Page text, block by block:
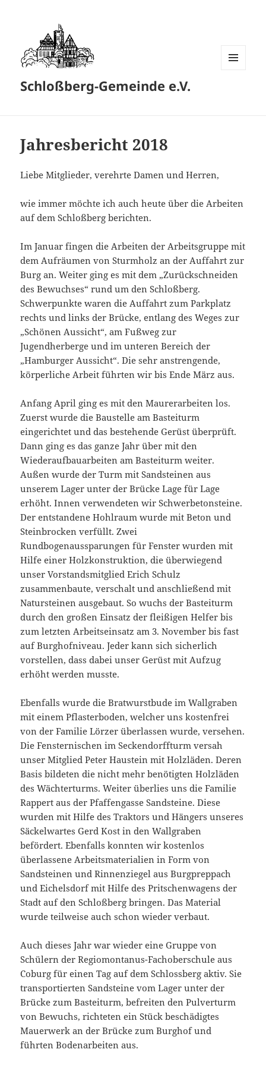
Schloßberg-Gemeinde e.V.
Jahresbericht 2018
Liebe Mitglieder, verehrte Damen und Herren,
wie immer möchte ich auch heute über die Arbeiten
auf dem Schloßberg berichten.
Im Januar fingen die Arbeiten der Arbeitsgruppe mit
dem Aufräumen von Sturmholz an der Auffahrt zur
Burg an. Weiter ging es mit dem „Zurückschneiden
des Bewuchses“ rund um den Schloßberg.
Schwerpunkte waren die Auffahrt zum Parkplatz
rechts und links der Brücke, entlang des Weges zur
„Schönen Aussicht“, am Fußweg zur
Jugendherberge und im unteren Bereich der
„Hamburger Aussicht“. Die sehr anstrengende,
körperliche Arbeit führten wir bis Ende März aus.
Anfang April ging es mit den Maurerarbeiten los.
Zuerst wurde die Baustelle am Basteiturm
eingerichtet und das bestehende Gerüst überprüft.
Dann ging es das ganze Jahr über mit den
Wiederaufbauarbeiten am Basteiturm weiter.
Außen wurde der Turm mit Sandsteinen aus
unserem Lager unter der Brücke Lage für Lage
erhöht. Innen verwendeten wir Schwerbetonsteine.
Der entstandene Hohlraum wurde mit Beton und
Steinbrocken verfüllt. Zwei
Rundbogenaussparungen für Fenster wurden mit
Hilfe einer Holzkonstruktion, die überwiegend
unser Vorstandsmitglied Erich Schulz
zusammenbaute, verschalt und anschließend mit
Natursteinen ausgebaut. So wuchs der Basteiturm
durch den großen Einsatz der fleißigen Helfer bis
zum letzten Arbeitseinsatz am 3. November bis fast
auf Burghofniveau. Jeder kann sich sicherlich
vorstellen, dass dabei unser Gerüst mit Aufzug
erhöht werden musste.
Ebenfalls wurde die Bratwurstbude im Wallgraben
mit einem Pflasterboden, welcher uns kostenfrei
von der Familie Lörzer überlassen wurde, versehen.
Die Fensternischen im Seckendorffturm versah
unser Mitglied Peter Haustein mit Holzläden. Deren
Basis bildeten die nicht mehr benötigten Holzläden
des Wächterturms. Weiter überlies uns die Familie
Rappert aus der Pfaffengasse Sandsteine. Diese
wurden mit Hilfe des Traktors und Hängers unseres
Säckelwartes Gerd Kost in den Wallgraben
befördert. Ebenfalls konnten wir kostenlos
überlassene Arbeitsmaterialien in Form von
Sandsteinen und Rinnenziegel aus Burgpreppach
und Eichelsdorf mit Hilfe des Pritschenwagens der
Stadt auf den Schloßberg bringen. Das Material
wurde teilweise auch schon wieder verbaut.
Auch dieses Jahr war wieder eine Gruppe von
Schülern der Regiomontanus-Fachoberschule aus
Coburg für einen Tag auf dem Schlossberg aktiv. Sie
transportierten Sandsteine vom Lager unter der
Brücke zum Basteiturm, befreiten den Pulverturm
von Bewuchs, richteten ein Stück beschädigtes
Mauerwerk an der Brücke zum Burghof und
führten Bodenarbeiten aus.